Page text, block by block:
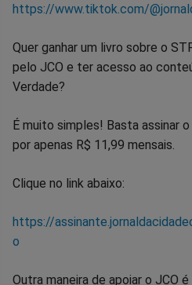
https://www.tiktok.com/
Quer ganhar um livro sobre o
pelo JCO e ter acesso ao
Verdade?
É muito simples! Basta assinar o
por apenas R$ 11,99 mensais.
Clique no link abaixo:
https://
o
Outra maneira de apoiar o JCO